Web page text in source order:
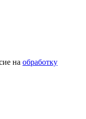
на обработку